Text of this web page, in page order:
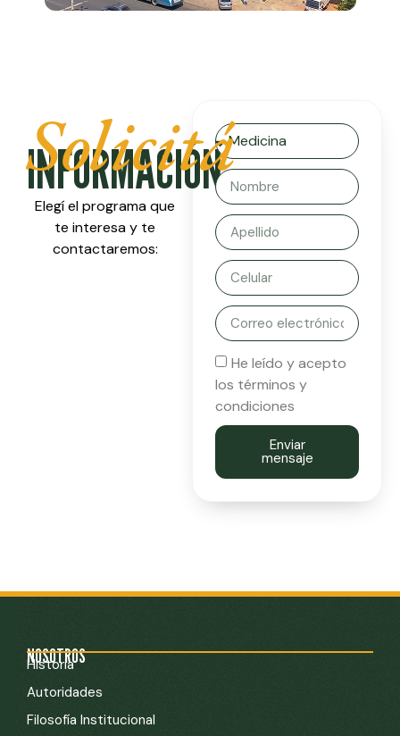
Solicitá
INFORMACIÓN
Elegí el programa que
te interesa y te
contactaremos:
He leído y acepto
los términos y
condiciones
Enviar
mensaje
NOSOTROS
Historia
Autoridades
Filosofía Institucional